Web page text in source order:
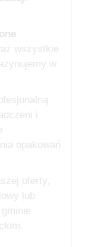
wszystkie
w
i
opakowań
oferty,
lub